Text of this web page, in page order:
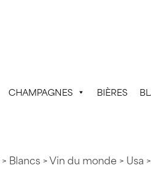
CHAMPAGNES BIÈRES
> Blancs>Vin du monde > Usa